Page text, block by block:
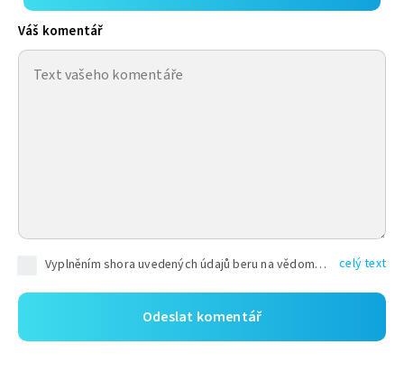
Váš komentář
Vyplněním shora uvedených údajů beru na vědomí, že společnost TEXT FACTORY s.r.o., sídlem Brno, Durďákova 336/29, Černá Pole, PSČ: 613 00, IČ: 06157831, zapsané u Krajského soudu v Brně, oddíl C, vložka 100399, bude zpracovávat mé osobní údaje uvedené v rámci mnou vyplněného registračního formuláře na základě oprávněných zájmů TEXT FACTORY s.r.o. dle čl. 6 odst. 1 písm. f) GDPR a pro splnění právních povinností (čl. 6 odst. 1 písm. c) GDPR), a to pro tyto účely: nezbytnost zajistit oprávnění návštěvníka webových stránek provozovaných společností TEXT FACTORY s.r.o. přispívat aktivně ke zveřejněným článkům nebo v rámci diskusních fór a výkon práv TEXT FACTORY s.r.o. jako administrátora těchto diskusních fór. Více informací o zpracování osobních údajů a právech lze nalézt v celý text